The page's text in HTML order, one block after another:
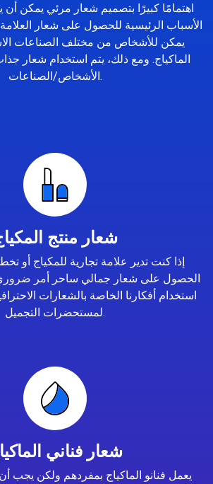
اهتمامًا كبيرًا بتصميم شعار مرئي يمكن أن
الأسباب الرئيسية للحصول على شعار العلامة
يمكن للأشخاص من مختلف الصناعات
الماكياج. ومع ذلك، يتم استخدام شعار
الأشخاص/الصناعات.
شعار منتج
إذا كنت تدير علامة تجارية للمكياج أو
الحصول على شعار جمالي ساحر أمر ضروري
استخدام أفكارنا الخاصة بالشعارات
لمستحضرات التجميل.
شعار فناني
يعمل فنانو الماكياج بمفردهم ولكن يجب